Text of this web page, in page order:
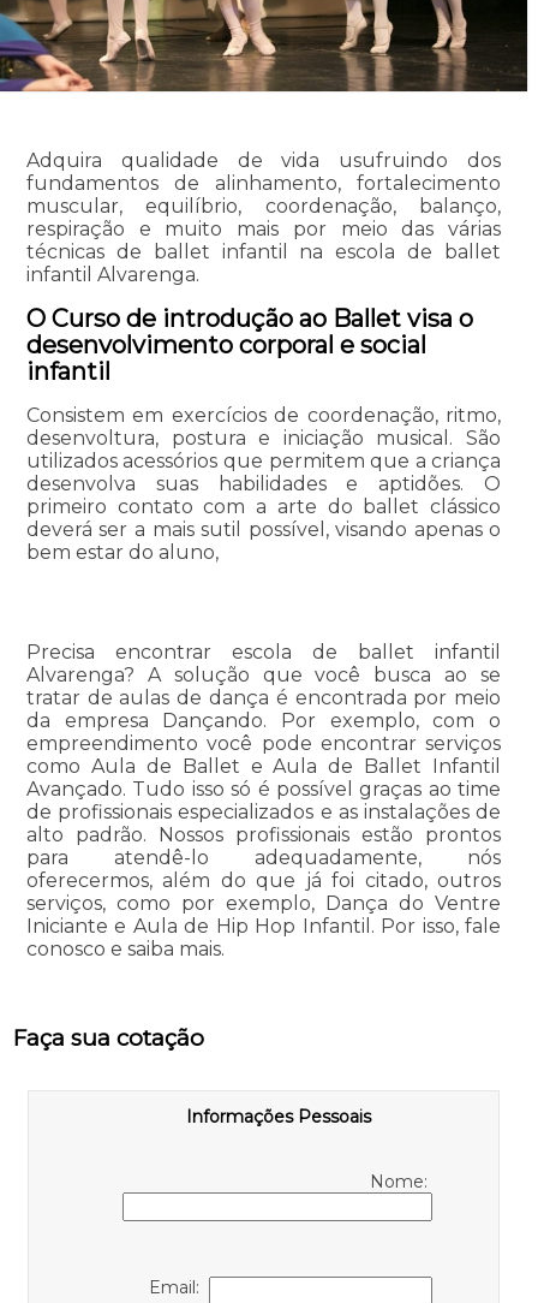
Adquira qualidade de vida usufruindo dos
fundamentos de alinhamento, fortalecimento
muscular, equilíbrio, coordenação, balanço,
respiração e muito mais por meio das várias
técnicas de ballet infantil na escola de ballet
infantil Alvarenga.
O Curso de introdução ao Ballet visa o
desenvolvimento corporal e social
infantil
Consistem em exercícios de coordenação, ritmo,
desenvoltura, postura e iniciação musical. São
utilizados acessórios que permitem que a criança
desenvolva suas habilidades e aptidões. O
primeiro contato com a arte do ballet clássico
deverá ser a mais sutil possível, visando apenas o
bem estar do aluno,
Precisa encontrar escola de ballet infantil
Alvarenga? A solução que você busca ao se
tratar de aulas de dança é encontrada por meio
da empresa Dançando. Por exemplo, com o
empreendimento você pode encontrar serviços
como Aula de Ballet e Aula de Ballet Infantil
Avançado. Tudo isso só é possível graças ao time
de profissionais especializados e as instalações de
alto padrão. Nossos profissionais estão prontos
para atendê-lo adequadamente, nós
oferecermos, além do que já foi citado, outros
serviços, como por exemplo, Dança do Ventre
Iniciante e Aula de Hip Hop Infantil. Por isso, fale
conosco e saiba mais.
Faça sua cotação
Informações Pessoais
Nome:
Email: